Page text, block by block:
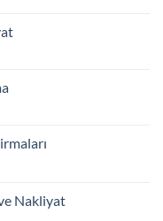
Nakliyat